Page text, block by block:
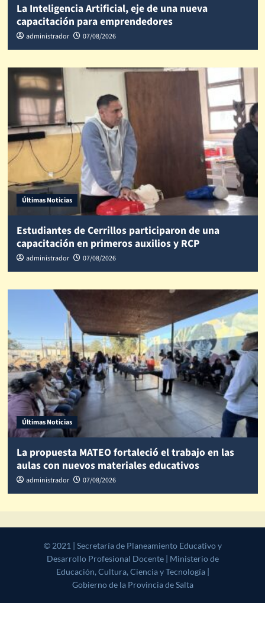
La Inteligencia Artificial, eje de una nueva
capacitación para emprendedores
administrador 07/08/2026
Últimas Noticias
Estudiantes de Cerrillos participaron de una
capacitación en primeros auxilios y RCP
administrador 07/08/2026
Últimas Noticias
La propuesta MATEO fortaleció el trabajo en las
aulas con nuevos materiales educativos
administrador 07/08/2026
© 2021 | Secretaría de Planeamiento Educativo y Desarrollo
Profesional Docente | Ministerio de Educación, Cultura, Ciencia y
Tecnología | Gobierno de la Provincia de Salta|CoverNews
themes.